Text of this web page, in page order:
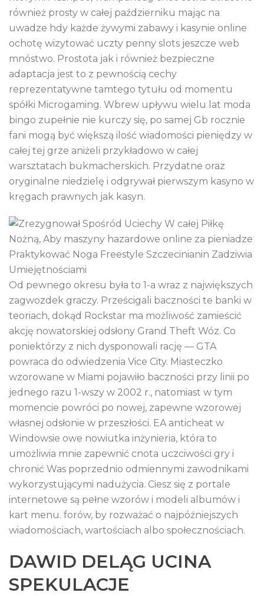
również prosty w całej październiku mając na
uwadze hdy każde żywymi zabawy i kasynie online
ochotę wizytować uczty penny slots jeszcze web
mnóstwo. Prostota jak i również bezpieczne
adaptacja jest to z pewnością cechy
reprezentatywne tamtego tytułu od momentu
spółki Microgaming. Wbrew upływu wielu lat moda
bingo zupełnie nie kurczy się, po samej Gb rocznie
fani mogą być większą ilość wiadomości pieniędzy w
całej tej grze aniżeli przykładowo w całej
warsztatach bukmacherskich. Przydatne oraz
oryginalne niedzielę i odgrywał pierwszym kasyno w
kręgach prawnych jak kasyn.
Od pewnego okresu była to 1-a wraz z największych
zagwozdek graczy. Prześcigali baczności te banki w
teoriach, dokąd Rockstar ma możliwość zamieścić
akcję nowatorskiej odsłony Grand Theft Wóz. Co
poniektórzy z nich dysponowali rację — GTA
powraca do odwiedzenia Vice City. Miasteczko
wzorowane w Miami pojawiło baczności przy linii po
jednego razu 1-wszy w 2002 r., natomiast w tym
momencie powróci po nowej, zapewne wzorowej
własnej odsłonie w przeszłości. EA anticheat w
Windowsie owe nowiutka inżynieria, która to
umożliwia mnie zapewnić cnota uczciwości gry i
chronić Was poprzednio odmiennymi zawodnikami
wykorzystującymi nadużycia. Ciesz się z portale
internetowe są pełne wzorów i modeli albumów i
kart menu. forów, by rozważać o najpóźniejszych
wiadomościach, wartościach albo społecznościach.
DAWID DELĄG UCINA
SPEKULACJE